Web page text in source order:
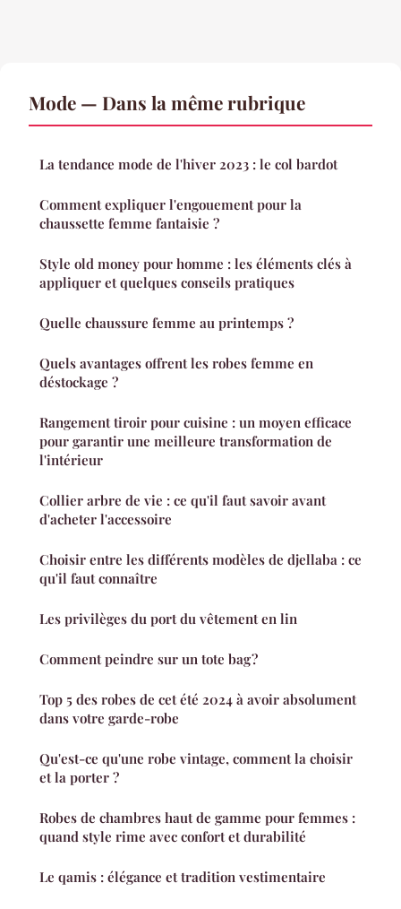
Mode — Dans la même rubrique
La tendance mode de l'hiver 2023 : le col bardot
Comment expliquer l'engouement pour la
chaussette femme fantaisie ?
Style old money pour homme : les éléments clés à
appliquer et quelques conseils pratiques
Quelle chaussure femme au printemps ?
Quels avantages offrent les robes femme en
déstockage ?
Rangement tiroir pour cuisine : un moyen efficace
pour garantir une meilleure transformation de
l'intérieur
Collier arbre de vie : ce qu'il faut savoir avant
d'acheter l'accessoire
Choisir entre les différents modèles de djellaba : ce
qu'il faut connaître
Les privilèges du port du vêtement en lin
Comment peindre sur un tote bag ?
Top 5 des robes de cet été 2024 à avoir absolument
dans votre garde-robe
Qu'est-ce qu'une robe vintage, comment la choisir
et la porter ?
Robes de chambres haut de gamme pour femmes :
quand style rime avec confort et durabilité
Le qamis : élégance et tradition vestimentaire